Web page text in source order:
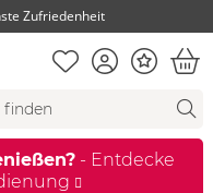
Zufriedenheit
Merkliste
KontoBonus
- Entdecke